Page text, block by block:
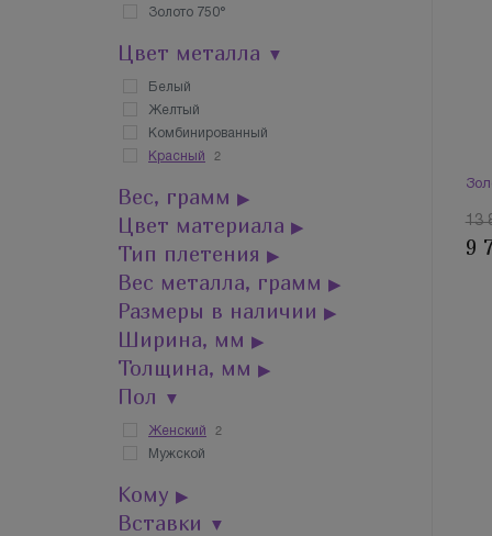
Золото 750°
Цвет металла ▼
Белый
Желтый
Комбинированный
Красный
2
Вес, грамм ▶
Цвет материала ▶
Тип плетения ▶
Вес металла, грамм ▶
Размеры в наличии ▶
Ширина, мм ▶
Толщина, мм ▶
Пол ▼
Женский 2
Мужской
Кому ▶
Вставки ▼
13
9